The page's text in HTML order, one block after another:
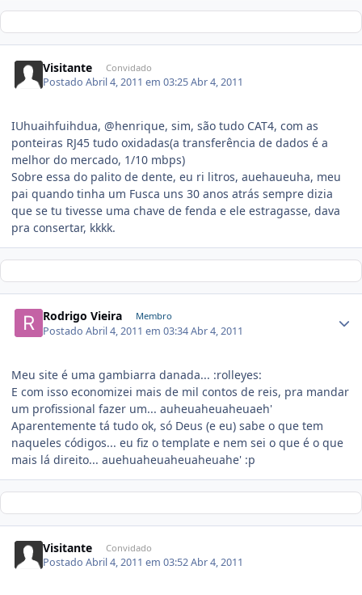
Visitante Convidado
PostadoAbril 4, 2011 em 03:25Abr 4, 2011
IUhuaihfuihdua, @henrique, sim, são tudo CAT4, com as
ponteiras RJ45 tudo oxidadas(a transferência de dados é a
melhor do mercado, 1/10 mbps)
Sobre essa do palito de dente, eu ri litros, auehaueuha, meu
pai quando tinha um Fusca uns 30 anos atrás sempre dizia
que se tu tivesse uma chave de fenda e ele estragasse, dava
pra consertar, kkkk.
Rodrigo Vieira Membro
PostadoAbril 4, 2011 em 03:34Abr 4, 2011
Meu site é uma gambiarra danada... :rolleyes:
E com isso economizei mais de mil contos de reis, pra mandar
um profissional fazer um... auheuaheuaheuaeh'
Aparentemente tá tudo ok, só Deus (e eu) sabe o que tem
naqueles códigos... eu fiz o template e nem sei o que é o que
mais lá direito... auehuaheuaheuaheuahe' :p
Visitante Convidado
PostadoAbril 4, 2011 em 03:52Abr 4, 2011